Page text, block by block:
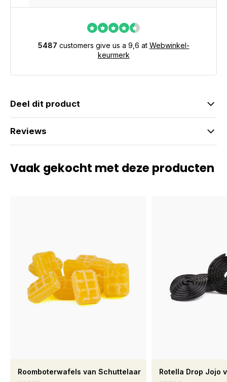
5487 customers give us a 9,6 at Webwinkel-
keurmerk
Deel dit product
Reviews
Vaak gekocht met deze producten
Roomboterwafels van Schuttelaar Rotella Drop Jojo